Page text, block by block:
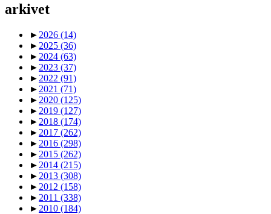
arkivet
► 2026 (14)
► 2025 (36)
► 2024 (63)
► 2023 (37)
► 2022 (91)
► 2021 (71)
► 2020 (125)
► 2019 (127)
► 2018 (174)
► 2017 (262)
► 2016 (298)
► 2015 (262)
► 2014 (215)
► 2013 (308)
► 2012 (158)
► 2011 (338)
► 2010 (184)